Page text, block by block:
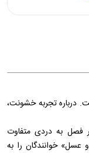
درباره تجربه خشونت،
به دردی متفاوت
عسل» خوانندگان را به